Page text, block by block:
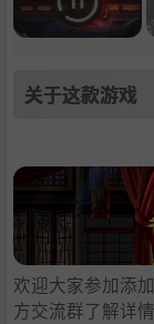
关于这款游戏
欢迎大家参加添
方交流群了解详